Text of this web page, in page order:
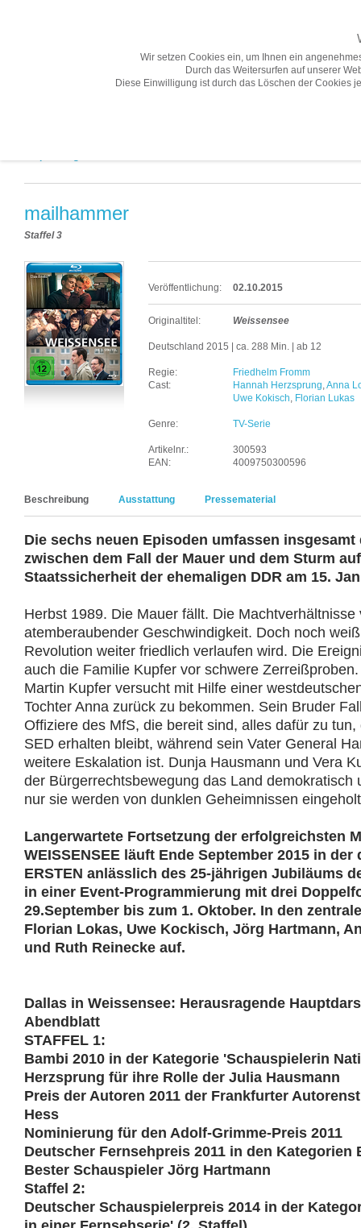
mailhammer
Staffel 3
Veröffentlichung: 02.10.2015
Originaltitel: Weissensee
Deutschland 2015 | ca. 288 Min. | ab 12
Regie:
Friedhelm Fromm
Cast:
Hannah Herzsprung,Anna
Uwe Kokisch, Florian Lukas
Genre: TV-Serie
Artikelnr.:
300593
EAN:
4009750300596
Beschreibung Ausstattung Pressematerial
Die sechs neuen Episoden umfassen insgesamt
zwischen dem Fall der Mauer und dem Sturm
Staatssicherheit der ehemaligen DDR am 15.
Herbst 1989. Die Mauer fällt. Die
atemberaubender Geschwindigkeit. Doch noch
Revolution weiter friedlich verlaufen wird. Die
auch die Familie Kupfer vor schwere Zerreißproben.
Martin Kupfer versucht mit Hilfe einer
Tochter Anna zurück zu bekommen. Sein Bruder
Offiziere des MfS, die bereit sind, alles dafür zu
SED erhalten bleibt, während sein Vater General
weitere Eskalation ist. Dunja Hausmann und Vera
der Bürgerrechtsbewegung das Land demokratisch
nur sie werden von dunklen Geheimnissen
Langerwartete Fortsetzung der erfolgreichsten
WEISSENSEE läuft Ende September 2015 in
ERSTEN anlässlich des 25-jährigen Jubiläums
in einer Event-Programmierung mit drei
29.September bis zum 1. Oktober. In den
Florian Lokas, Uwe Kockisch, Jörg Hartmann,
und Ruth Reinecke auf.
Dallas in Weissensee: Herausragende
Abendblatt
STAFFEL 1:
Bambi 2010 in der Kategorie 'Schauspielerin
Herzsprung für ihre Rolle der Julia Hausmann
Preis der Autoren 2011 der Frankfurter
Hess
Nominierung für den Adolf-Grimme-Preis 2011
Deutscher Fernsehpreis 2011 in den Kategorien
Bester Schauspieler Jörg Hartmann
Staffel 2:
Deutscher Schauspielerpreis 2014 in der
Wir setzen Cookies ein, um Ihnen ein
Durch das Weitersurfen auf unserer
Diese Einwilligung ist durch das Löschen der Cookies